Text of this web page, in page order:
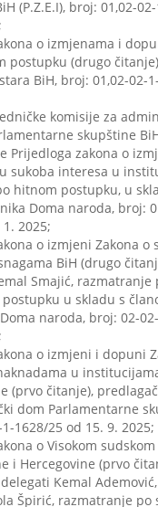
(P.Z.E.I), broj: 01,02-
o izmjenama i
postupku (drugo
BiH, broj: 01,02-02-
komisije za
skupštine
Prijedloga zakona o
sukoba interesa u
hitnom postupku, u
Doma naroda, broj:
2025;
o izmjeni Zakona o
BiH (drugo
Smajić, razmatranje
u skladu s
naroda, broj: 02-
o izmjeni i dopuni
u
(prvo čitanje),
dom Parlamentarne
1628/25 od 15. 9. 2025;
o Visokom
i Hercegovine (prvo
Kemal
Špirić, razmatranje po